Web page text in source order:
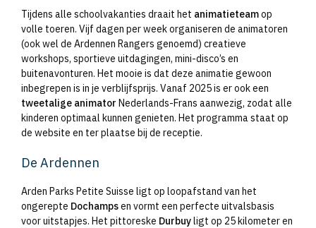
Tijdens alle schoolvakanties draait het animatieteamop
volle toeren. Vijf dagen per week organiseren de animatoren
(ook wel de Ardennen Rangers genoemd) creatieve
workshops, sportieve uitdagingen, mini-disco’s en
buitenavonturen. Het mooie is dat deze animatie gewoon
inbegrepen is in je verblijfsprijs. Vanaf 2025 is er ook een
tweetalige animator Nederlands-Frans aanwezig, zodat alle
kinderen optimaal kunnen genieten. Het programma staat op
de website en ter plaatse bij de receptie.
De Ardennen
Arden Parks Petite Suisse ligt op loopafstand van het
ongerepte Dochampsen vormt een perfecte uitvalsbasis
voor uitstapjes. Het pittoreske Durbuyligt op 25 kilometer en